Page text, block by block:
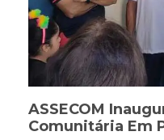
ASSECOM
Comunitária Em